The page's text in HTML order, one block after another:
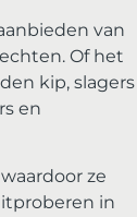
van
Of het
kip, slagers
en
ze
in